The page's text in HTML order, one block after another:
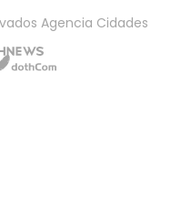
Agencia Cidades